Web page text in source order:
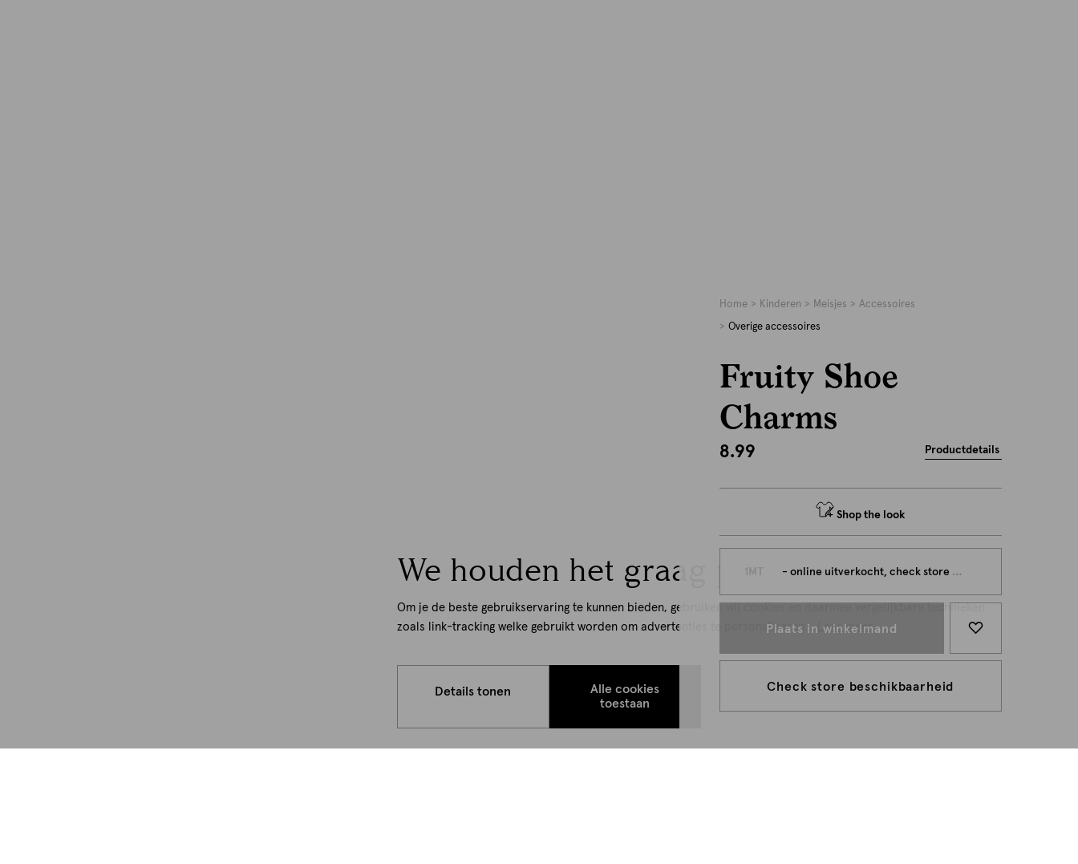
We houden het graag persoonlijk
Om je de beste gebruikservaring te kunnen bieden, gebruiken wij cookies en daarmee vergelijkbare technieken
zoals link-tracking welke gebruikt worden om advertenties te personaliseren... Lees meer
Details tonen
Alle cookies
toestaan
Home Kinderen Meisjes Accessoires
Overige accessoires
Fruity Shoe
Charms
8.99 Productdetails
Shop the look
- online uitverkocht, check store beschikbaarheid
Plaats in winkelmand
Check store beschikbaarheid